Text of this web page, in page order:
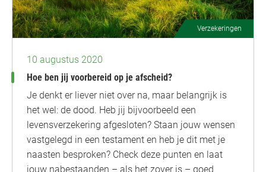
Verzekeringen
10 augustus 2020
Hoe ben jij voorbereid op je afscheid?
Je denkt er liever niet over na, maar belangrijk is
het wel: de dood. Heb jij bijvoorbeeld een
levensverzekering afgesloten? Staan jouw wensen
vastgelegd in een testament en heb je dit met je
naasten besproken? Check deze punten en laat
jouw nabestaanden – als het zover is – goed